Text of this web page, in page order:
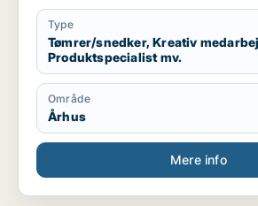
samt trearbeid og bygging. Jeg er
jobbe gjennom hele prosessen, fra
konseptutvikling til ferdig produkt.
jeg får skape noe med hendene.
Jeg søker stillinger innen
møbelsnekring og verkstedbasert
sans for presisjon, måltaking og det
bunnen. Jeg flytter til Aarhus og er
august.
Type
Tømrer/snedker, Kreativ
Produktspecialist mv.
Område
Århus
Mere info